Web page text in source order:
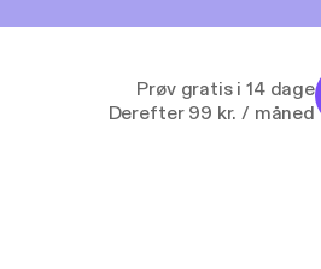
Prøv gratis i 14 dage
Derefter 99 kr. / måned